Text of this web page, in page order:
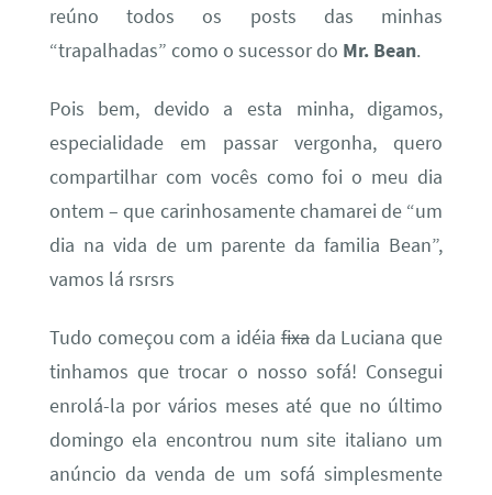
reúno todos os posts das minhas
“trapalhadas” como o sucessor do Mr. Bean.
Pois bem, devido a esta minha, digamos,
especialidade em passar vergonha, quero
compartilhar com vocês como foi o meu dia
ontem – que carinhosamente chamarei de “um
dia na vida de um parente da familia Bean”,
vamos lá rsrsrs
Tudo começou com a idéiafixada Luciana que
tinhamos que trocar o nosso sofá! Consegui
enrolá-la por vários meses até que no último
domingo ela encontrou num site italiano um
anúncio da venda de um sofá simplesmente